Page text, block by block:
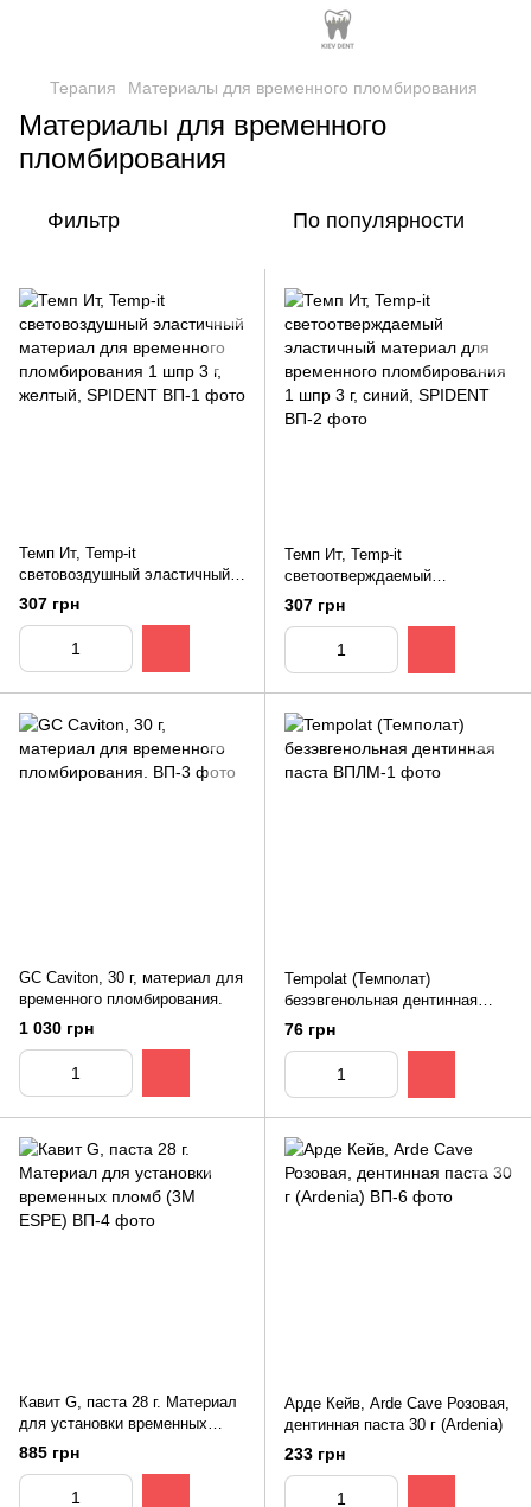
Терапия Материалы для временного пломбирования
Материалы для временного
пломбирования
Фильтр По популярности
Темп Ит, Temp-it
световоздушный эластичный
материал для временного
пломбирования 1 шпр 3 г,
желтый, SPIDENT
307 грн
Темп Ит, Temp-it
светоотверждаемый
эластичный материал для
временного пломбирования 1
шпр 3 г, синий, SPIDENT
307 грн
GC Caviton, 30 г, материал для
временного пломбирования.
1 030 грн
Tempolat (Темполат)
безэвгенольная дентинная
паста
76 грн
Кавит G, паста 28 г. Материал
для установки временных
пломб (3M ESPE)
885 грн
Арде Кейв, Arde Cave Розовая,
дентинная паста 30 г (Ardenia)
233 грн